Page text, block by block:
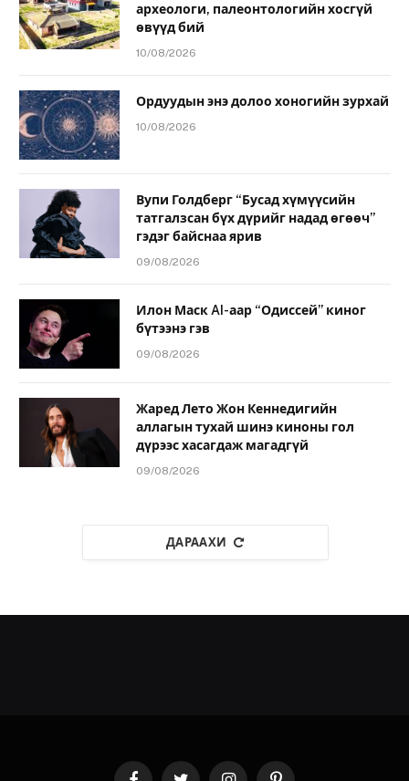
археологи, палеонтологийн хосгүй
өвүүд бий
10/08/2026
Ордуудын энэ долоо хоногийн зурхай
10/08/2026
Вупи Голдберг “Бусад хүмүүсийн
татгалзсан бүх дүрийг надад өгөөч”
гэдэг байснаа ярив
09/08/2026
Илон Маск AI-аар “Одиссей” киног
бүтээнэ гэв
09/08/2026
Жаред Лето Жон Кеннедигийн
аллагын тухай шинэ киноны гол
дүрээс хасагдаж магадгүй
09/08/2026
ДАРААХИ